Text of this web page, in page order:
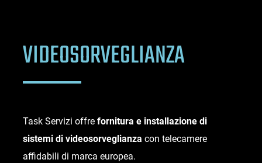
VIDEOSORVEGLIANZA
Task Servizi offre fornitura e installazione di
sistemi di videosorveglianza con telecamere
affidabili di marca europea.